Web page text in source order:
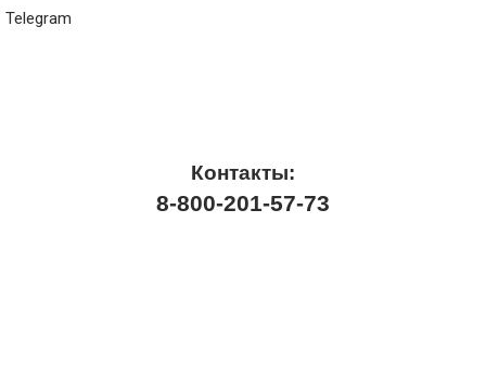
Telegram
Контакты:
8-800-201-57-73